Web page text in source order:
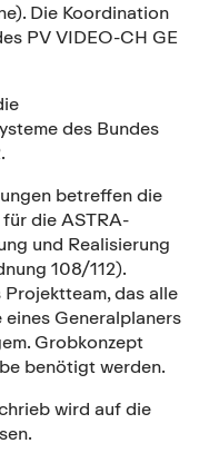
Die Koordination
PV VIDEO-CH GE
des Bundes
betreffen die
die ASTRA-
und Realisierung
108/112).
das alle
Generalplaners
Grobkonzept
benötigt werden.
wird auf die